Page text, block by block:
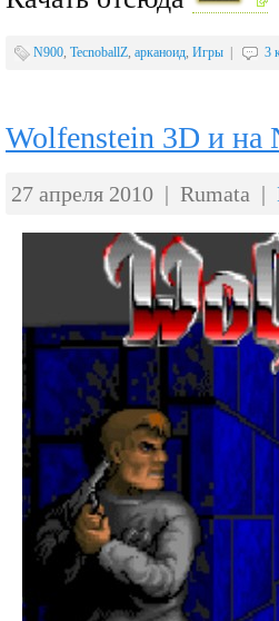
N900, TecnoballZ, арканоид, Игры 3
Wolfenstein 3D и на
27 апреля 2010 | Rumata |